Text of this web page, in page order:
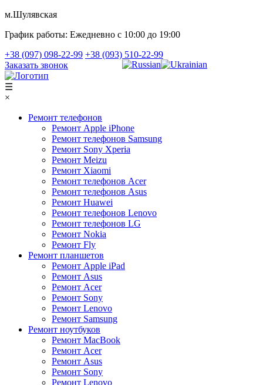
м.Шулявская
График работы: Ежедневно с 10:00 до 19:00
+38 (097) 098-22-99 +38 (093) 510-22-99
Заказать звонок
☰
×
Ремонт телефонов
Ремонт Apple iPhone
Ремонт телефонов Samsung
Ремонт Sony Xperia
Ремонт Meizu
Ремонт Xiaomi
Ремонт телефонов Acer
Ремонт телефонов Asus
Ремонт Huawei
Ремонт телефонов Lenovo
Ремонт телефонов LG
Ремонт Nokia
Ремонт Fly
Ремонт планшетов
Ремонт Apple iPad
Ремонт Asus
Ремонт Acer
Ремонт Sony
Ремонт Lenovo
Ремонт Samsung
Ремонт ноутбуков
Ремонт MacBook
Ремонт Acer
Ремонт Asus
Ремонт Sony
Ремонт Lenovo